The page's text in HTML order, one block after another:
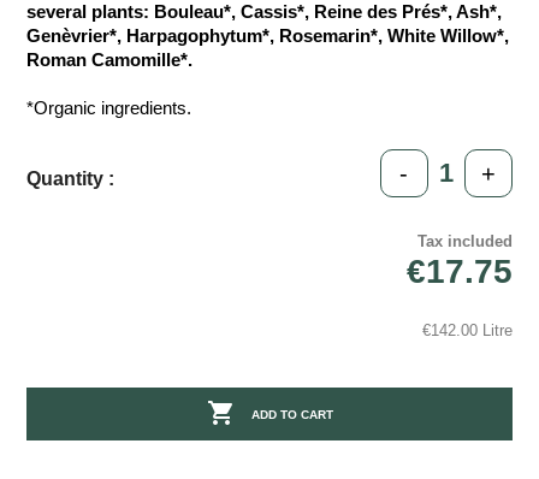
several plants: Bouleau*, Cassis*, Reine des Prés*, Ash*,
Genèvrier*, Harpagophytum*, Rosemarin*, White Willow*,
Roman Camomille*.
*Organic ingredients.
Quantity : - +
Tax included
€17.75
€142.00 Litre
 ADD TO CART